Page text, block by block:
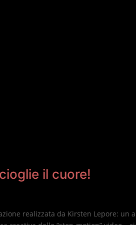
il cuore!
realizzata da Kirsten Lepore: un